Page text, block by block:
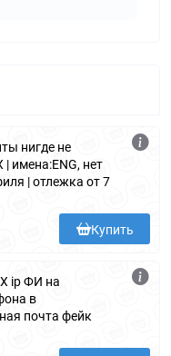
нигде не
имена:ENG, нет
| отлежка от 7
Купить
ip ФИ на
в
почта фейк